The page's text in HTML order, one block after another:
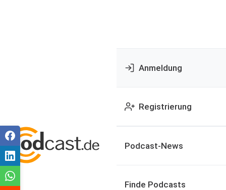
Anmeldung
Registrierung
Podcast-News
Finde Podcasts